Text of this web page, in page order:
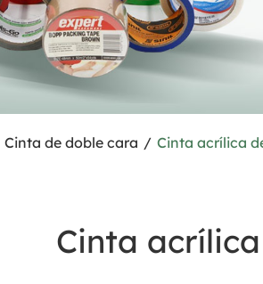
Cinta de doble cara / Cinta acrílica
Cinta